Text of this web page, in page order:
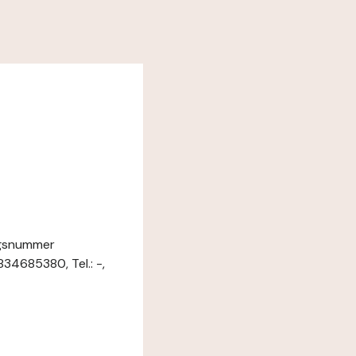
Tel.: -,